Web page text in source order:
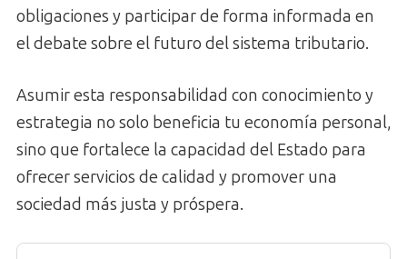
obligaciones y participar de forma informada en
el debate sobre el futuro del sistema tributario.
Asumir esta responsabilidad con conocimiento y
estrategia no solo beneficia tu economía personal,
sino que fortalece la capacidad del Estado para
ofrecer servicios de calidad y promover una
sociedad más justa y próspera.